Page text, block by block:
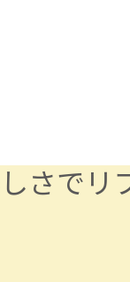
さでリ